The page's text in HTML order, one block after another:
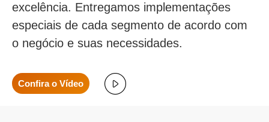
excelência. Entregamos implementações
especiais de cada segmento de acordo com
o negócio e suas necessidades.
Confira o Vídeo